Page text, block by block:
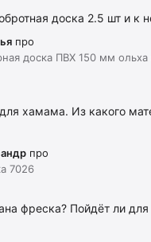
доска 2.5 шт и к
про
доска ПВХ 150 мм ольха
хамама. Из какого
про
7026
фреска? Пойдёт ли